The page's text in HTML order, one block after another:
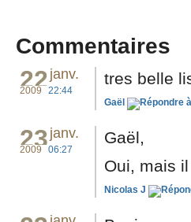
Commentaires
22 janv.
2009 22:44
tres belle
Gaël
23 janv.
2009 06:27
Gaël,
Oui, mais
Nicolas J